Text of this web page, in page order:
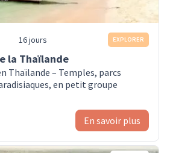
16 jours EXPLORER
la Thaïlande
Thaïlande – Temples, parcs
en petit groupe
En savoir plus